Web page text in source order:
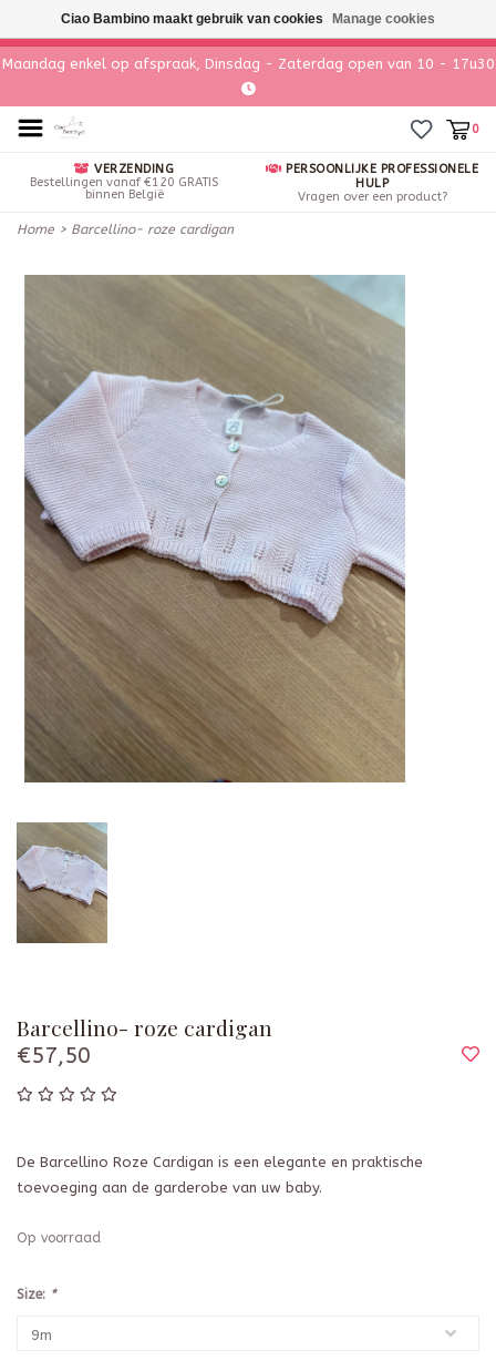
Maandag enkel op afspraak, Dinsdag - Zaterdag open van 10 - 17u30
0
VERZENDING
Bestellingen vanaf €120 GRATIS
binnen België
PERSOONLIJKE PROFESSIONELE
HULP
Vragen over een product?
Home > Barcellino- roze cardigan
Barcellino- roze cardigan
€57,50
De Barcellino Roze Cardigan is een elegante en praktische
toevoeging aan de garderobe van uw baby.
Op voorraad
Size: *
Ciao Bambino maakt gebruik van cookies Manage cookies